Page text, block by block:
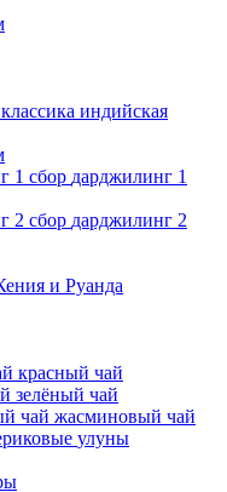
индийская
дарджилинг 1
дарджилинг 2
и Руанда
красный чай
зелёный чай
жасминовый чай
улуны